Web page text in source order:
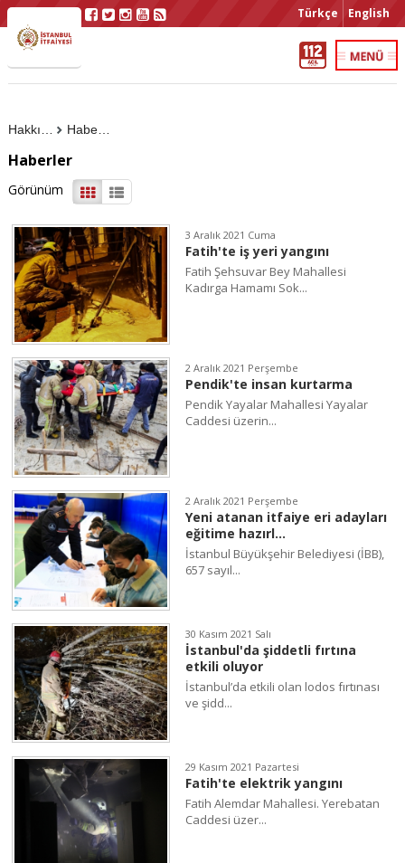
Türkçe English
Haberler
Haberler
Görünüm
3 Aralık 2021 Cuma
Fatih'te iş yeri yangını
Fatih Şehsuvar Bey Mahallesi
Kadırga Hamamı Sok...
2 Aralık 2021 Perşembe
Pendik'te insan kurtarma
Pendik Yayalar Mahallesi Yayalar
Caddesi üzerin...
2 Aralık 2021 Perşembe
Yeni atanan itfaiye eri adayları
eğitime hazırl...
İstanbul Büyükşehir Belediyesi (İBB),
657 sayıl...
30 Kasım 2021 Salı
İstanbul'da şiddetli fırtına
etkili oluyor
İstanbul’da etkili olan lodos fırtınası
ve şidd...
29 Kasım 2021 Pazartesi
Fatih'te elektrik yangını
Fatih Alemdar Mahallesi. Yerebatan
Caddesi üzer...